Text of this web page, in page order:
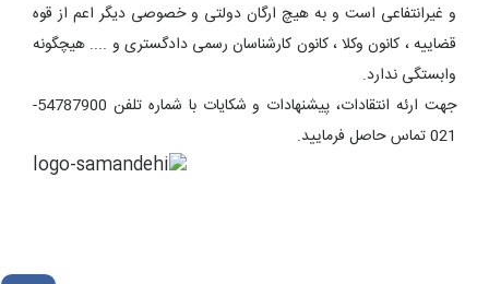
و غیرانتفاعی است و به هیچ ارگان دولتی و خصوصی دیگر اعم از قوه
قضاییه ، کانون وکلا ، کانون کارشناسان رسمی دادگستری و .... هیچگونه
وابستگی ندارد.
جهت ارئه انتقادات، پیشنهادات و شکایات با شماره تلفن 54787900-
021 تماس حاصل فرمایید.